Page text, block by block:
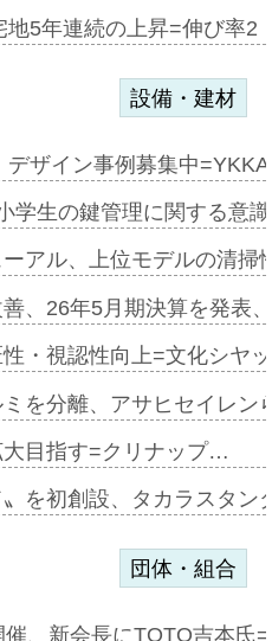
地5年連続の上昇=伸び率
設備・建材
デザイン事例募集中
学生の鍵管理に関する意
ーアル、上位モデルの清
、26年5月期決算を発表
・視認性向上=文化シヤ
を分離、アサヒセイレ
目指す=クリナップ…
を初創設、タカラスタ
団体・組合
催、新会長にTOTO吉本氏